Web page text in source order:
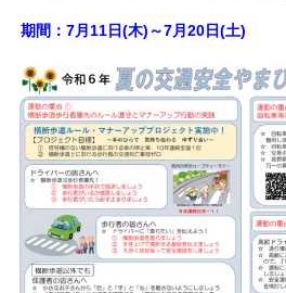
期間：7月11日(木)～7月20日(土)